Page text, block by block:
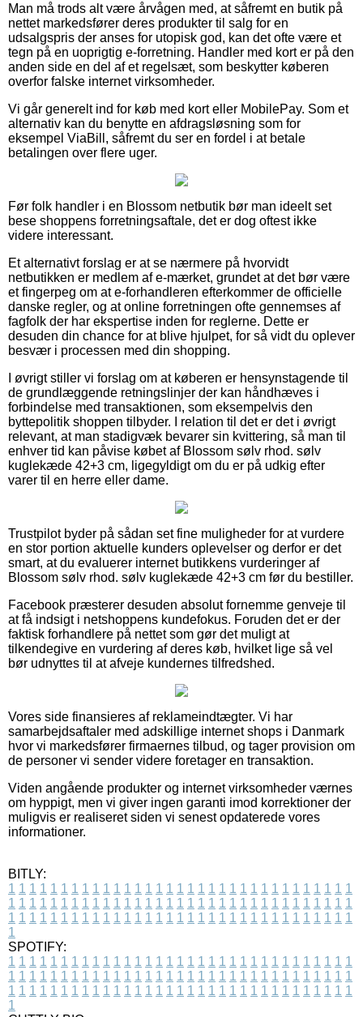
Man må trods alt være årvågen med, at såfremt en butik på
nettet markedsfører deres produkter til salg for en
udsalgspris der anses for utopisk god, kan det ofte være et
tegn på en uoprigtig e-forretning. Handler med kort er på den
anden side en del af et regelsæt, som beskytter køberen
overfor falske internet virksomheder.
Vi går generelt ind for køb med kort eller MobilePay. Som et
alternativ kan du benytte en afdragsløsning som for
eksempel ViaBill, såfremt du ser en fordel i at betale
betalingen over flere uger.
Før folk handler i en Blossom netbutik bør man ideelt set
bese shoppens forretningsaftale, det er dog oftest ikke
videre interessant.
Et alternativt forslag er at se nærmere på hvorvidt
netbutikken er medlem af e-mærket, grundet at det bør være
et fingerpeg om at e-forhandleren efterkommer de officielle
danske regler, og at online forretningen ofte gennemses af
fagfolk der har ekspertise inden for reglerne. Dette er
desuden din chance for at blive hjulpet, for så vidt du oplever
besvær i processen med din shopping.
I øvrigt stiller vi forslag om at køberen er hensynstagende til
de grundlæggende retningslinjer der kan håndhæves i
forbindelse med transaktionen, som eksempelvis den
byttepolitik shoppen tilbyder. I relation til det er det i øvrigt
relevant, at man stadigvæk bevarer sin kvittering, så man til
enhver tid kan påvise købet af Blossom sølv rhod. sølv
kuglekæde 42+3 cm, ligegyldigt om du er på udkig efter
varer til en herre eller dame.
Trustpilot byder på sådan set fine muligheder for at vurdere
en stor portion aktuelle kunders oplevelser og derfor er det
smart, at du evaluerer internet butikkens vurderinger af
Blossom sølv rhod. sølv kuglekæde 42+3 cm før du bestiller.
Facebook præsterer desuden absolut fornemme genveje til
at få indsigt i netshoppens kundefokus. Foruden det er der
faktisk forhandlere på nettet som gør det muligt at
tilkendegive en vurdering af deres køb, hvilket lige så vel
bør udnyttes til at afveje kundernes tilfredshed.
Vores side finansieres af reklameindtægter. Vi har
samarbejdsaftaler med adskillige internet shops i Danmark
hvor vi markedsfører firmaernes tilbud, og tager provision om
de personer vi sender videre foretager en transaktion.
Viden angående produkter og internet virksomheder værnes
om hyppigt, men vi giver ingen garanti imod korrektioner der
muligvis er realiseret siden vi senest opdaterede vores
informationer.
BITLY:
1 1 1 1 1 1 1 1 1 1 1 1 1 1 1 1 1 1 1 1 1 1 1 1 1 1 1 1 1 1 1 1 1
1 1 1 1 1 1 1 1 1 1 1 1 1 1 1 1 1 1 1 1 1 1 1 1 1 1 1 1 1 1 1 1 1
1 1 1 1 1 1 1 1 1 1 1 1 1 1 1 1 1 1 1 1 1 1 1 1 1 1 1 1 1 1 1 1 1
1
SPOTIFY:
1 1 1 1 1 1 1 1 1 1 1 1 1 1 1 1 1 1 1 1 1 1 1 1 1 1 1 1 1 1 1 1 1
1 1 1 1 1 1 1 1 1 1 1 1 1 1 1 1 1 1 1 1 1 1 1 1 1 1 1 1 1 1 1 1 1
1 1 1 1 1 1 1 1 1 1 1 1 1 1 1 1 1 1 1 1 1 1 1 1 1 1 1 1 1 1 1 1 1
1